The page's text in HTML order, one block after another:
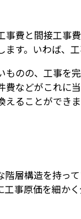
費と間接工事
す。いわば、
のの、工事を
などがこれに
えることができ
層構造を持っ
工事原価を細